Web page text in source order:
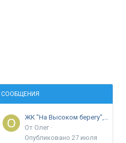
СООБЩЕНИЯ
ЖК "На Высоком берегу", ул. Крылова
От Олег ·
Опубликовано 27 июля